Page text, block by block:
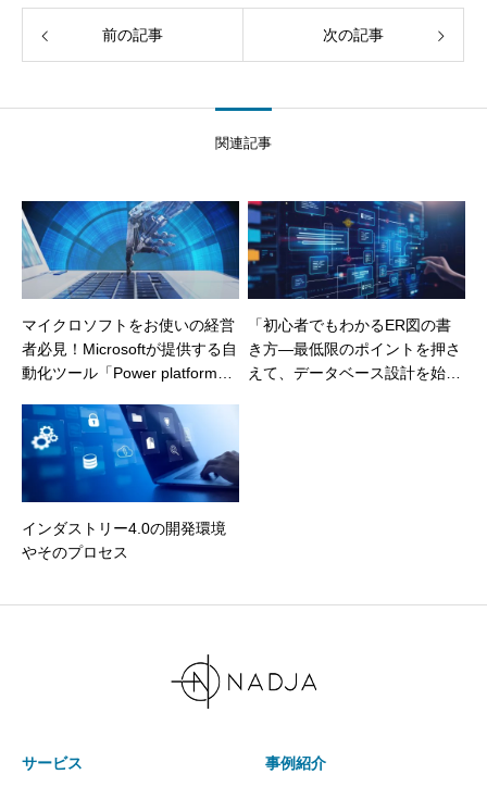
前の記事 次の記事
関連記事
マイクロソフトをお使いの経営
者必見！Microsoftが提供する自
動化ツール「Power platform」
「初心者でもわかるER図の書
き方—最低限のポイントを押さ
えて、データベース設計を始め
インダストリー4.0の開発環境
やそのプロセス
サービス 事例紹介